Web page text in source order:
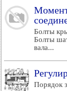
Болты
Болты
вала...
Порядок